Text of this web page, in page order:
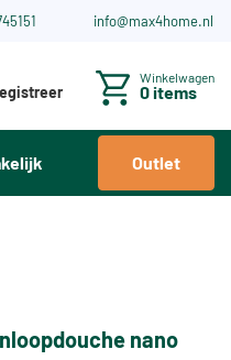
info@max4home.nl
Winkelwagen
0 items
Outlet
nano